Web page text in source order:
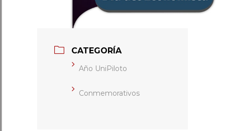
CATEGORÍA
Año UniPiloto
Conmemorativos